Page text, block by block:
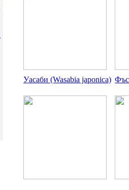
Уасаби (Wasabia japonica)